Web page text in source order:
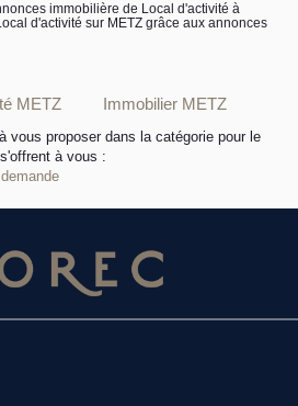
immobilière de Local d'activité à
d'activité sur METZ grâce aux annonces
METZ Immobilier METZ
vous proposer dans la catégorie pour le
à vous :